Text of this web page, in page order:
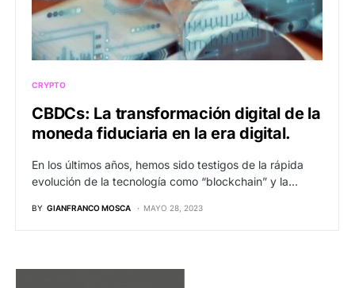
CRYPTO
CBDCs: La transformación digital de la
moneda fiduciaria en la era digital.
En los últimos años, hemos sido testigos de la rápida
evolución de la tecnología como “blockchain” y la…
BY GIANFRANCO MOSCA MAYO 28, 2023